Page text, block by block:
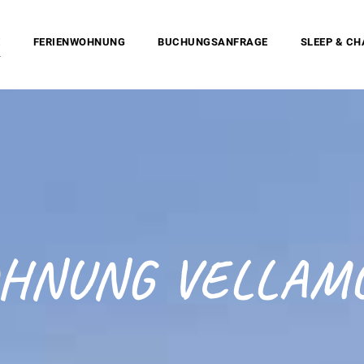
FERIENWOHNUNG BUCHUNGSANFRAGE SLEEP &